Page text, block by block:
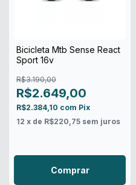
Bicicleta Mtb Sense React
Sport 16v
R$3.190,00
R$2.649,00
R$2.384,10 com Pix
12 x de R$220,75 sem juros
Comprar